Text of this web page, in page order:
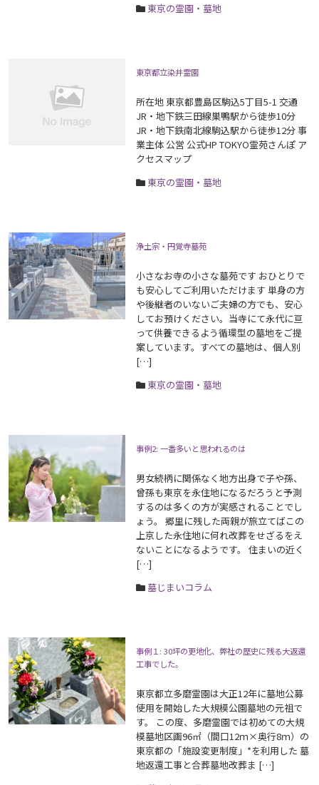
東京の霊園・墓地
東京都立染井霊園
所在地 東京都豊島区駒込5丁目5-1 交通
JR・地下鉄三田線巣鴨駅から徒歩10分
JR・地下鉄南北線駒込駅から徒歩12分 事
業主体 公営 公式HP TOKYO霊苑さんぽ ア
クセスマップ
東京の霊園・墓地
浄土宗・円覚寺墓苑
小さなお寺の小さな墓苑です おひとりで
も安心してご利用いただけます 単身の方
や後継者のいないご夫婦の方でも、安心
してお預けください。当寺にて永代に亘
って供養できるよう循環型の墓地をご提
案しています。すべての墓地は、個人別
[…]
東京の霊園・墓地
事例2: 一番多いと思われるのは
男女続柄に関係なく地方出身で子や孫、
曾孫も東京を永住地になるだろうと予測
するのは多くの方が実感されることでし
ょう。 郷里に残した両親が旅立てばこの
上京した永住地に何れ改葬をせざるをえ
ないことになるようです。 住まいの近く
[…]
墓じまいコラム
事例１: 30坪の更地化、弊社の歴史に残る大返還
工事でした。
東京都立多磨霊園は大正12年に墓地公募
使用を開始した大規模公園墓地の元祖で
す。 この度、多磨霊園では初めての大規
模墓地区画96㎡（間口12ｍ×奥行8ｍ）の
東京都の「施設変更制度」*を利用した 墓
地返還工事と合葬墓地改葬ま […]